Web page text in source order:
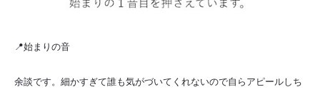
📍始まりの音
余談です。細かすぎて誰も気がづいてくれないので自らアピールしち